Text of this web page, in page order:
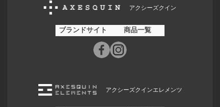
アクシーズクイン
ブランドサイト 商品一覧
アクシーズクインエレメンツ